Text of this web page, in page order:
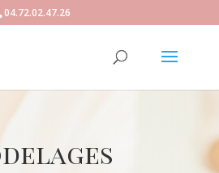
04.72.02.47.26